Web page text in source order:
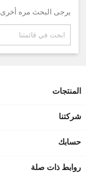
يرجى البحث مره أخرى
المنتجات
شركتنا
حسابك
روابط ذات صلة